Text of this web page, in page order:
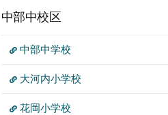
イ
中部中校区
中部中学校
大河内小学校
花岡小学校